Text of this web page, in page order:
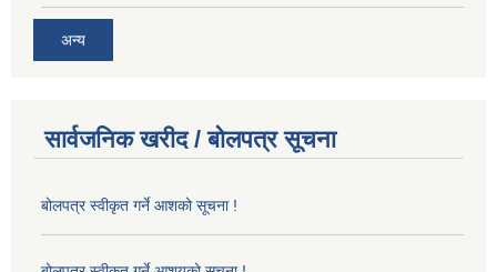
अन्य
सार्वजनिक खरीद / बोलपत्र सूचना
बोलपत्र स्वीकृत गर्ने आशको सूचना !